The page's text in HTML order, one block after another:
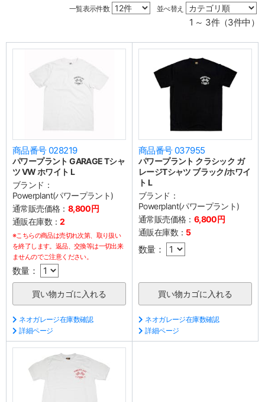
一覧表示件数 並べ替え
1 ～ 3件（3件中）
商品番号 028219
パワープラント GARAGE Tシャ
ツ VW ホワイト L
ブランド：
Powerplant(パワープラント)
通常販売価格： 8,800円
通販在庫数：2
※こちらの商品は売切れ次第、取り扱い
を終了します。返品、交換等は一切出来
ませんのでご注意ください。
数量：
ネオガレージ在庫数確認
詳細ページ
商品番号 037955
パワープラント クラシック ガ
レージTシャツ ブラック/ホワイ
ト L
ブランド：
Powerplant(パワープラント)
通常販売価格： 6,800円
通販在庫数： 5
数量：
ネオガレージ在庫数確認
詳細ページ